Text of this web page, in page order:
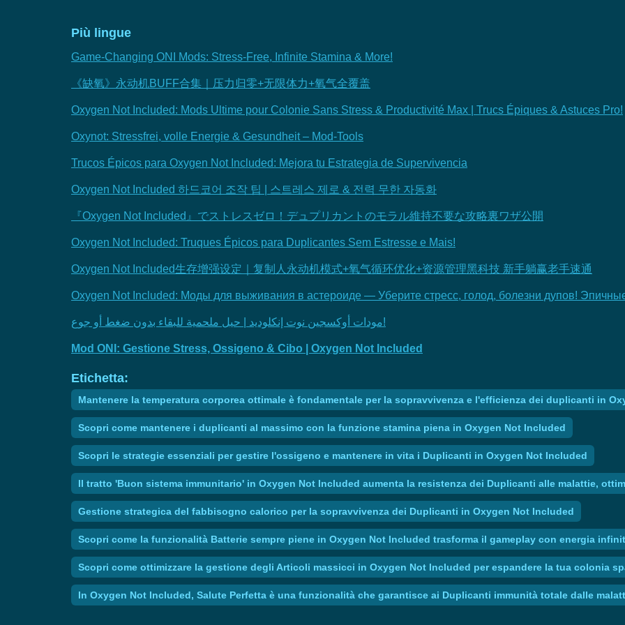
Più lingue
Game-Changing ONI Mods: Stress-Free, Infinite Stamina & More!
《缺氧》永动机BUFF合集｜压力归零+无限体力+氧气全覆盖
Oxygen Not Included: Mods Ultime pour Colonie Sans Stress & Productivité Max | Trucs Épiques & Astuces Pro!
Oxynot: Stressfrei, volle Energie & Gesundheit – Mod-Tools
Trucos Épicos para Oxygen Not Included: Mejora tu Estrategia de Supervivencia
Oxygen Not Included 하드코어 조작 팁 | 스트레스 제로 & 전력 무한 자동화
『Oxygen Not Included』でストレスゼロ！デュプリカントのモラル維持不要な攻略裏ワザ公開
Oxygen Not Included: Truques Épicos para Duplicantes Sem Estresse e Mais!
Oxygen Not Included生存增强设定｜复制人永动机模式+氧气循环优化+资源管理黑科技 新手躺赢老手速通
Oxygen Not Included: Моды для выживания в астероиде — Уберите стресс, голод, болезни дупов!
مودات أوكسجين نوت إنكلوديد | حيل ملحمية للبقاء بدون ضغط أو جوع!
Mod ONI: Gestione Stress, Ossigeno & Cibo | Oxygen Not Included
Etichetta:
Mantenere la temperatura corporea ottimale è fondamentale per la sopravvivenza e l'efficienza dei duplicanti in
Scopri come mantenere i duplicanti al massimo con la funzione stamina piena in Oxygen Not Included
Scopri le strategie essenziali per gestire l'ossigeno e mantenere in vita i Duplicanti in Oxygen Not Included
Il tratto 'Buon sistema immunitario' in Oxygen Not Included aumenta la resistenza dei Duplicanti alle malattie,
Gestione strategica del fabbisogno calorico per la sopravvivenza dei Duplicanti in Oxygen Not Included
Scopri come la funzionalità Batterie sempre piene in Oxygen Not Included trasforma il gameplay con energia
Scopri come ottimizzare la gestione degli Articoli massicci in Oxygen Not Included per espandere la tua colonia
In Oxygen Not Included, Salute Perfetta è una funzionalità che garantisce ai Duplicanti immunità totale dalle